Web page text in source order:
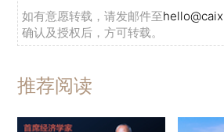
如有意愿转载，请发邮件至
确认及授权后，方可转载。
推荐阅读